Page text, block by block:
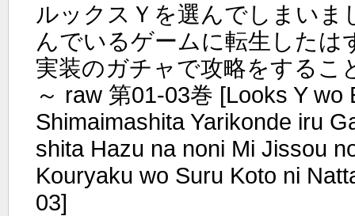
ルックスＹを選んでしまいま
んでいるゲームに転生したは
実装のガチャで攻略をするこ
～ raw 第01-03巻 [Looks Y wo
Shimaimashita Yarikonde iru
shita Hazu na noni Mi Jissou
Kouryaku wo Suru Koto ni
03]